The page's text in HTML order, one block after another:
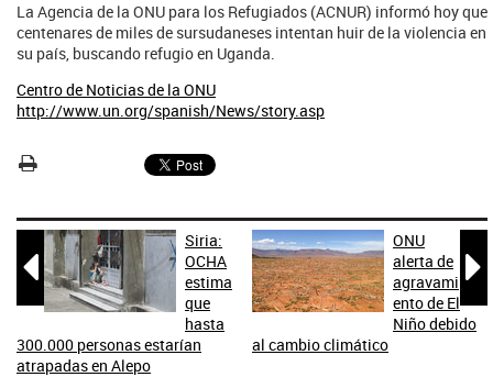
La Agencia de la ONU para los Refugiados (ACNUR) informó hoy que
centenares de miles de sursudaneses intentan huir de la violencia en
su país, buscando refugio en Uganda.
Centro de Noticias de la ONU
http://www.un.org/spanish/News/story.asp

Siria:
OCHA
estima
que
hasta
300.000 personas estarían
atrapadas en Alepo

ONU
alerta de
agravami
ento de El
Niño debido
al cambio climático